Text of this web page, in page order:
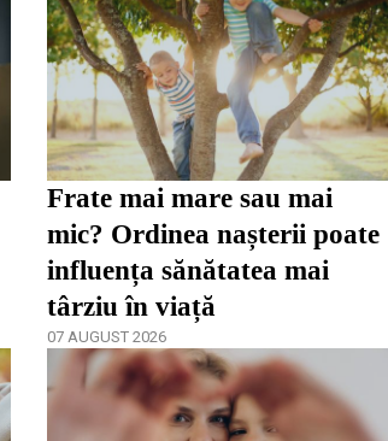
Frate mai mare sau mai
mic? Ordinea nașterii poate
influența sănătatea mai
târziu în viață
07 AUGUST 2026